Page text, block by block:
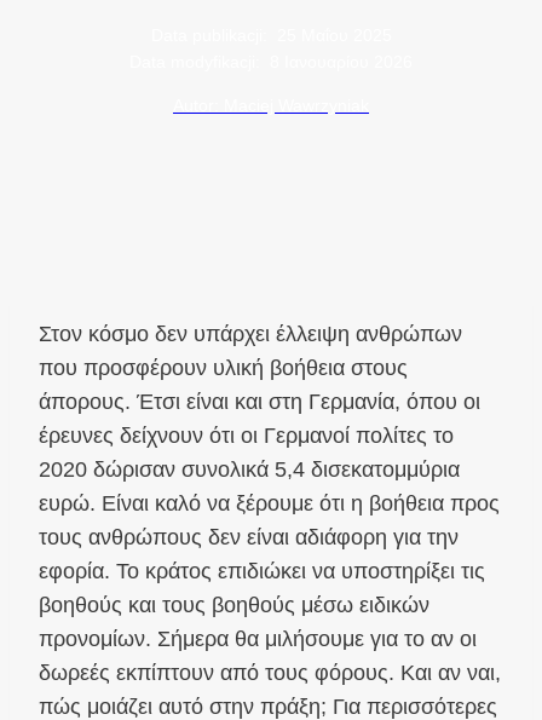
Στον κόσμο δεν υπάρχει έλλειψη ανθρώπων
που προσφέρουν υλική βοήθεια στους
άπορους. Έτσι είναι και στη Γερμανία, όπου οι
έρευνες δείχνουν ότι οι Γερμανοί πολίτες το
2020 δώρισαν συνολικά 5,4 δισεκατομμύρια
ευρώ. Είναι καλό να ξέρουμε ότι η βοήθεια προς
τους ανθρώπους δεν είναι αδιάφορη για την
εφορία. Το κράτος επιδιώκει να υποστηρίξει τις
βοηθούς και τους βοηθούς μέσω ειδικών
προνομίων. Σήμερα θα μιλήσουμε για το αν οι
δωρεές εκπίπτουν από τους φόρους. Και αν ναι,
πώς μοιάζει αυτό στην πράξη; Για περισσότερες